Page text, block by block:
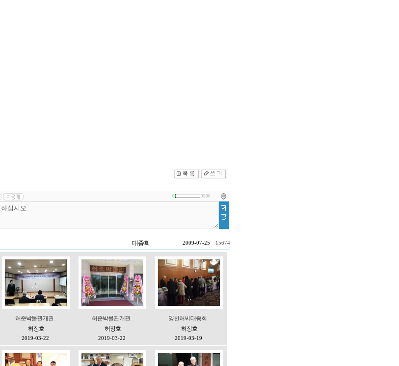
0 3500
허준박물관 개관 ..
허장호
2019-03-22
허준박물관 개관 ..
허장호
2019-03-22
양천허씨 대종회 ..
허장호
2019-03-19